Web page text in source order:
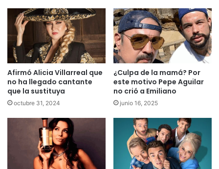
Afirmó Alicia Villarreal que
no ha llegado cantante
que la sustituya
octubre 31, 2024
¿Culpa de la mamá? Por
este motivo Pepe Aguilar
no crió a Emiliano
junio 16, 2025